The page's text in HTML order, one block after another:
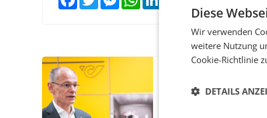
Österreichische Post:
Diese
Wir verwenden
weitere Nutzung
Cookie-Richtlinie
DETAILS